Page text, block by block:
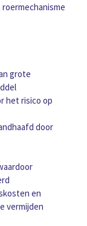
grote
het risico op
door
en
vermijden